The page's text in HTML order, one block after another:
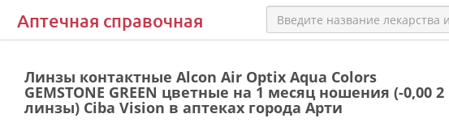
Аптечная справочная
Линзы контактные Alcon Air Optix Aqua Colors
GEMSTONE GREEN цветные на 1 месяц ношения (-0,00 2
линзы) Ciba Vision в аптеках города Арти